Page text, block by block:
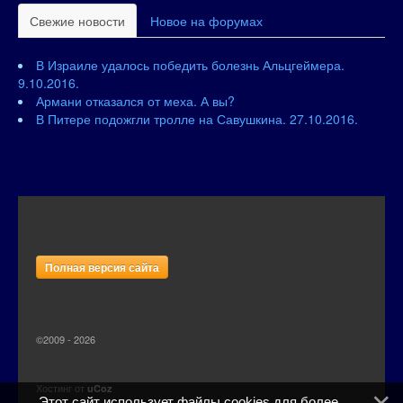
Свежие новости Новое на форумах
В Израиле удалось победить болезнь Альцгеймера.
9.10.2016.
Армани отказался от меха. А вы?
В Питере подожгли тролле на Савушкина. 27.10.2016.
Полная версия сайта
©2009 - 2026
Хостинг от uCoz